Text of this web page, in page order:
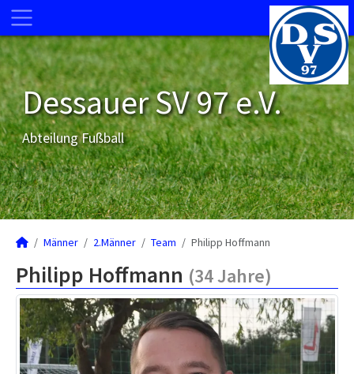
Dessauer SV 97 e.V.
Abteilung Fußball
Männer 2.Männer Team Philipp Hoffmann
Philipp Hoffmann (34 Jahre)